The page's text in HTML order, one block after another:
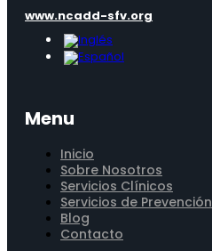
www.ncadd-sfv.org
Menu
Inicio
Sobre Nosotros
Servicios Clínicos
Servicios de Prevención
Blog
Contacto